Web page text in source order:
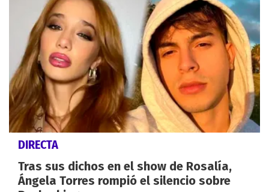
DIRECTA
Tras sus dichos en el show de Rosalía,
Ángela Torres rompió el silencio sobre